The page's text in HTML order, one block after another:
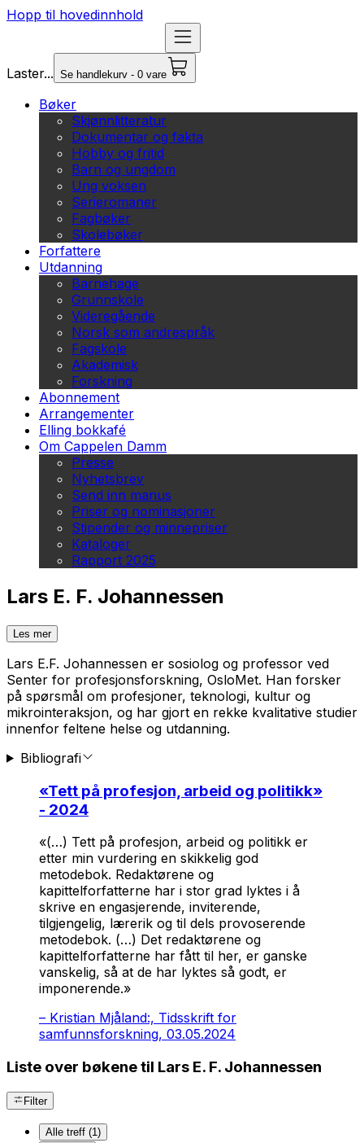
Hopp til hovedinnhold
Laster... Se handlekurv - 0 vare
Bøker
Skjønnlitteratur
Dokumentar og fakta
Hobby og fritid
Barn og ungdom
Ung voksen
Serieromaner
Fagbøker
Skolebøker
Forfattere
Utdanning
Barnehage
Grunnskole
Videregående
Norsk som andrespråk
Fagskole
Akademisk
Forskning
Abonnement
Arrangementer
Elling bokkafé
Om Cappelen Damm
Presse
Nyhetsbrev
Send inn manus
Priser og nominasjoner
Stipender og minnepriser
Kataloger
Rapport 2025
Lars E. F. Johannessen
Les mer
Lars E.F. Johannessen er sosiolog og professor ved
Senter for profesjonsforskning, OsloMet. Han forsker
på spørsmål om profesjoner, teknologi, kultur og
mikrointeraksjon, og har gjort en rekke kvalitative studier
innenfor feltene helse og utdanning.
Bibliografi
«Tett på profesjon, arbeid og politikk»
- 2024
«(…) Tett på profesjon, arbeid og politikk er
etter min vurdering en skikkelig god
metodebok. Redaktørene og
kapittelforfatterne har i stor grad lyktes i å
skrive en engasjerende, inviterende,
tilgjengelig, lærerik og til dels provoserende
metodebok. (…) Det redaktørene og
kapittelforfatterne har fått til her, er ganske
vanskelig, så at de har lyktes så godt, er
imponerende.»
– Kristian Mjåland:, Tidsskrift for
samfunnsforskning, 03.05.2024
Liste over bøkene til Lars E. F. Johannessen
Filter
Alle treff (1)